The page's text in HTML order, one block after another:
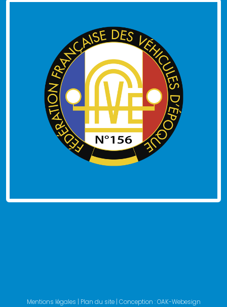
Mentions légales Plan du site| Conception :OAK-Webesign